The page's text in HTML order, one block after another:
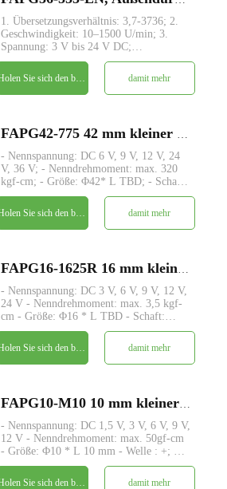
1. Übersetzungsverhältnis: 3,7-3736; 2.
Geschwindigkeit: 10–1500 U/min; 3.
Spannung: 3 V bis 24 V DC;
4.Ausgangsdrehmoment: von
5kg.cm~150kg.cm; 5.
Planetengetriebestruktur mit
konzentrischer Antriebswelle; 6. Großes
damit mehr
- Nennspannung: DC 6 V, 9 V, 12 V, 24
V, 36 V; - Nenndrehmoment: max. 320
kgf-cm; - Größe: Φ42* L TBD; - Schaft:
Φ8mm D-Schnitt 1mm; - Encoder:
Magnetischer/optischer Encoder; - MOQ:
500 Stk
damit mehr
- Nennspannung: DC 3 V, 6 V, 9 V, 12 V,
24 V - Nenndrehmoment: max. 3,5 kgf-
cm - Größe: Φ16 * L TBD - Schaft:
Φ3mm D-Schnitt 0,5mm - Encoder:
Magnetischer Encoder - MOQ: 500 Stk
damit mehr
- Nennspannung: DC 1,5 V, 3 V, 6 V, 9 V,
12 V - Nenndrehmoment: max. 50gf-cm
- Größe: Φ10 * L 10 mm - Welle : +; D-
Schnitt; Ritzel - Encoder: Magnetischer
Encoder - MOQ: 500 Stk
damit mehr